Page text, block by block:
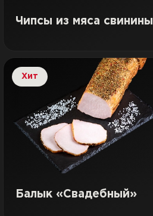
Чипсы из мяса свинины
Хит
Балык «Свадебный»